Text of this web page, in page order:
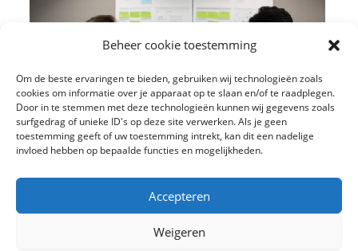
Beheer cookie toestemming
Om de beste ervaringen te bieden, gebruiken wij technologieën zoals
cookies om informatie over je apparaat op te slaan en/of te raadplegen.
Door in te stemmen met deze technologieën kunnen wij gegevens zoals
surfgedrag of unieke ID's op deze site verwerken. Als je geen
toestemming geeft of uw toestemming intrekt, kan dit een nadelige
invloed hebben op bepaalde functies en mogelijkheden.
Accepteren
Weigeren